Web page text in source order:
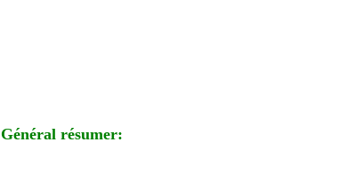
Général résumer: